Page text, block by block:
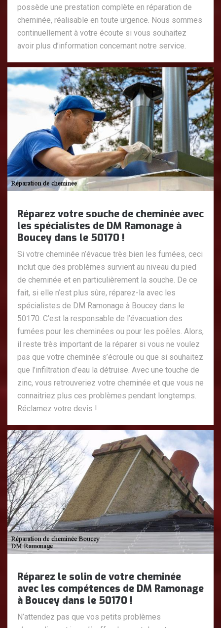
possède une prestation complète en réparation de
cheminée, réalisable en toute urgence. Nous sommes
continuellement à votre écoute si vous souhaitez
avoir plus d’information concernant notre service.
Réparez votre souche de cheminée avec
les spécialistes de DM Ramonage à
Boucey dans le 50170 !
Si votre cheminée n’évacue très bien les fumées, ceci
inclut que des problèmes survient au niveau du pied
de cheminée et en particulièrement la souche. De ce
fait, si elle n’est plus sûre, réparez-la avec les
spécialistes de DM Ramonage à Boucey dans le
50170. C’est la responsable de l’évacuation des
fumées pour les cheminées ou pour les poêles. Alors,
il reste très important de la réparer si vous ne voulez
pas que votre cheminée s’écroule ou que si souhaitez
que l’infiltration d’eau la détruise. Avec une touche de
zinc, vous retrouveriez votre cheminée et que vous ne
connaitriez plus ces problèmes pendant longtemps.
Réclamez votre devis !
Réparez le solin de votre cheminée
avec les compétences de DM Ramonage
à Boucey dans le 50170 !
N’attendez pas que vos petits problèmes